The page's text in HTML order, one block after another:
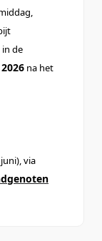
in de
na het
via